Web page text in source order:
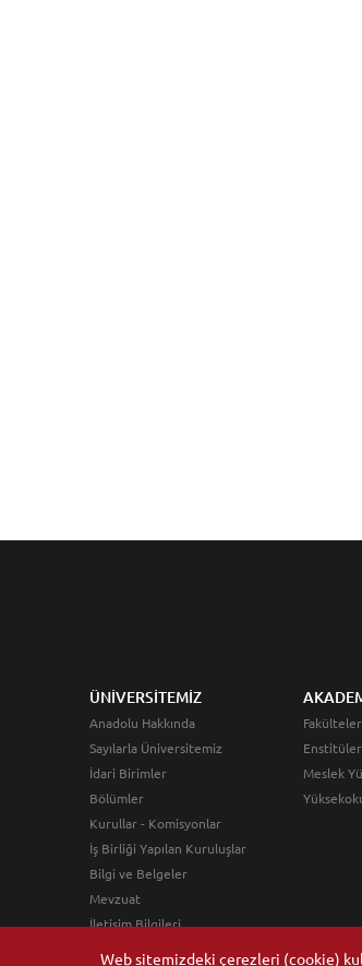
Web sitemizdeki çerezleri (cookie)
ÜNİVERSİTEMİZ
Anadolu Hakkında
Sayılarla Üniversitemiz
İdari Birimler
Bölümler
Kurullar - Komisyonlar
İş Birliği Yapılan Kuruluşlar
Bilgi ve Belgeler
Mevzuat
İletişim Bilgileri
Fakülteler
Enstitüler
Meslek